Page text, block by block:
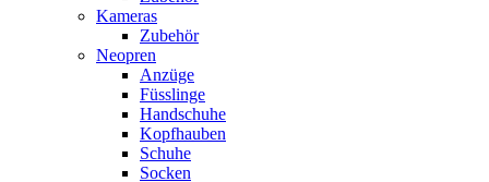
Kameras
Zubehör
Neopren
Anzüge
Füsslinge
Handschuhe
Kopfhauben
Schuhe
Socken